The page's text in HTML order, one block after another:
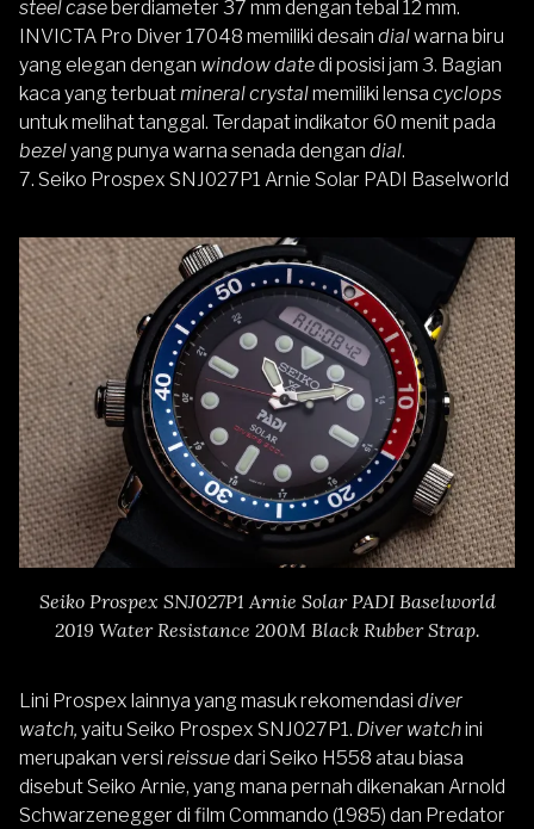
steel case berdiameter 37 mm dengan tebal 12 mm.
INVICTA Pro Diver 17048 memiliki desain dialwarna biru
yang elegan dengan window datedi posisi jam 3. Bagian
kaca yang terbuatmineral crystalmemiliki lensa cyclops
untuk melihat tanggal. Terdapat indikator 60 menit pada
bezelyang punya warna senada dengan dial.
7. Seiko Prospex SNJ027P1 Arnie Solar PADI Baselworld
Seiko Prospex SNJ027P1 Arnie Solar PADI Baselworld
2019 Water Resistance 200M Black Rubber Strap.
Lini Prospex lainnya yang masuk rekomendasi diver
watch, yaitu Seiko Prospex SNJ027P1. Diver watchini
merupakan versi reissuedari Seiko H558 atau biasa
disebut Seiko Arnie, yang mana pernah dikenakan Arnold
Schwarzenegger di film Commando (1985) dan Predator